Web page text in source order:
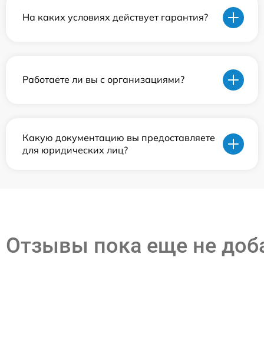
На каких условиях действует гарантия?
Работаете ли вы с организациями?
Какую документацию вы предоставляете
для юридических лиц?
Отзывы пока еще не